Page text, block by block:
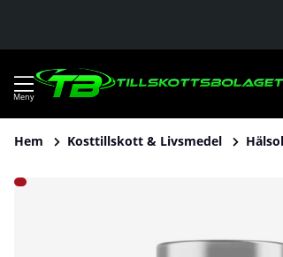
Hem Kosttillskott & Livsmedel
Produktbilder Pureness Trippel C-vitamin,